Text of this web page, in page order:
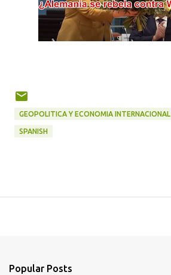
GEOPOLITICA Y ECONOMIA INTERNACIONAL
SPANISH
Popular Posts